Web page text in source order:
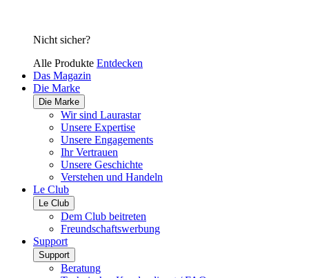
Nicht sicher?
Alle Produkte Entdecken
Das Magazin
Die Marke
Die Marke
Wir sind Laurastar
Unsere Expertise
Unsere Engagements
Ihr Vertrauen
Unsere Geschichte
Verstehen und Handeln
Le Club
Le Club
Dem Club beitreten
Freundschaftswerbung
Support
Support
Beratung